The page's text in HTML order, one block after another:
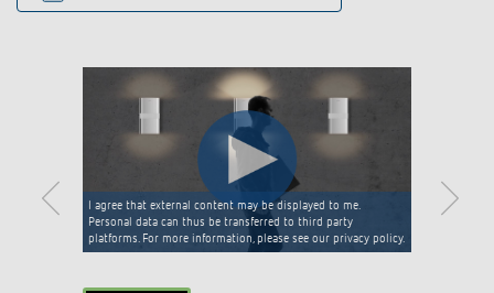
I agree that external content may be displayed to me.
Personal data can thus be transferred to third party
platforms. For more information, please see our privacy policy.